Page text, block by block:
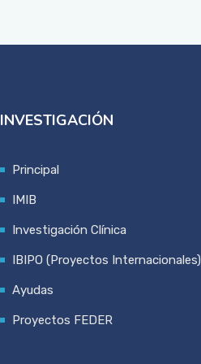
INVESTIGACIÓN
Principal
IMIB
Investigación Clínica
IBIPO (Proyectos Internacionales)
Ayudas
Proyectos FEDER